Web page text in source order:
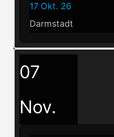
17 Okt. 26
Darmstadt
07
Nov.